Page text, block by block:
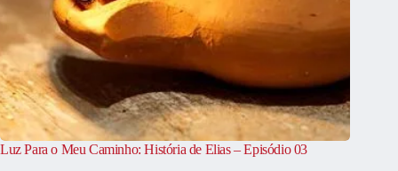
Luz Para o Meu Caminho: História de Elias – Episódio 03